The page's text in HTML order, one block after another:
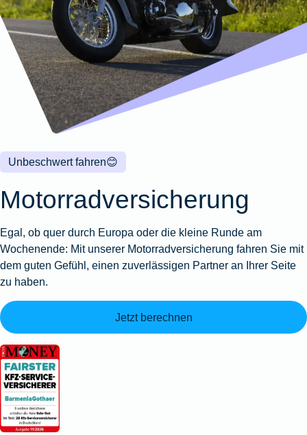
Wohnungsschutzbrief
Zur
Produktübersicht
Gewässerschadenhaftpflicht
Zur
Produktübersicht
Zur
Produktübersicht
Reisehaftpflichtversicherung
Reiserücktrittsversicherung
Zur
Produktübersicht
Zur
Produktübersicht
Zur
Produktübersicht
Zur
Produktübersicht
Montageversicherung
Zur
Produktübersicht
Gruppenunfall für
Betriebe
Gruppenunfall für
Vereine
Produktübersicht
Kunstversicherung
Ausstellungsversicherung
Valorenversicherung
Oldtimersammlungsversicherung
Zur
😊
Unbeschwert fahren
Motorradversicherung
Egal, ob quer durch Europa oder die kleine Runde am
Wochenende: Mit unserer Motorradversicherung fahren Sie mit
dem guten Gefühl, einen zuverlässigen Partner an Ihrer Seite
zu haben.
Jetzt berechnen